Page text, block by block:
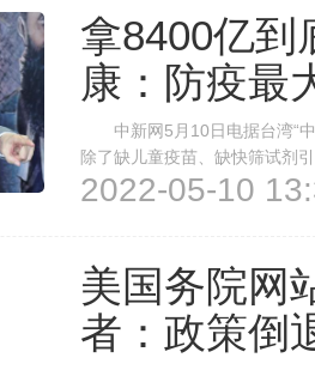
拿8400亿到
康：防疫最
中新网5月10日电据台湾“中
除了缺儿童疫苗、缺快筛试剂
广”董事长赵少康则列举许多
2022-05-10
美国务院网
者：政策倒